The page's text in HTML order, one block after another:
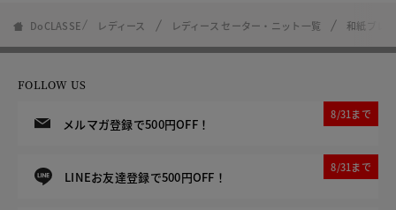
DoCLASSE レディース レディース セーター・ニット一覧 和紙ブレ
FOLLOW US
メルマガ登録で500円OFF！
8/31まで
LINEお友達登録で500円OFF！
8/31まで